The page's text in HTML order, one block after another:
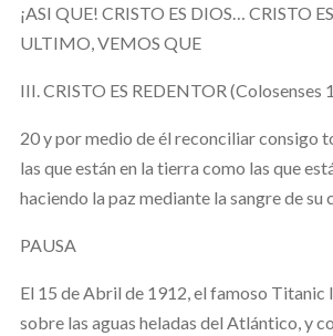
¡ASI QUE! CRISTO ES DIOS… CRISTO
ULTIMO, VEMOS QUE
III. CRISTO ES REDENTOR (Colosenses
20 y por medio de él reconciliar consigo
las que están en la tierra como las que
haciendo la paz mediante la sangre de su
PAUSA
El 15 de Abril de 1912, el famoso Titanic
sobre las aguas heladas del Atlántico, y